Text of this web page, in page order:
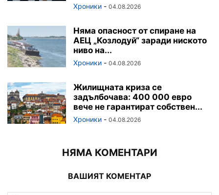
Хроники - 04.08.2026
Няма опасност от спиране на
АЕЦ „Козлодуй“ заради ниското
ниво на...
Хроники - 04.08.2026
Жилищната криза се
задълбочава: 400 000 евро
вече не гарантират собствен...
Хроники - 04.08.2026
НЯМА КОМЕНТАРИ
ВАШИЯТ КОМЕНТАР